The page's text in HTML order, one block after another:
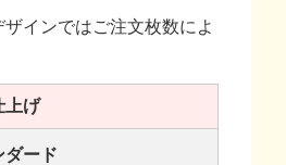
インではご注文枚数によ
上げ
ダード